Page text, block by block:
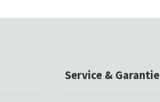
Service & Garantie